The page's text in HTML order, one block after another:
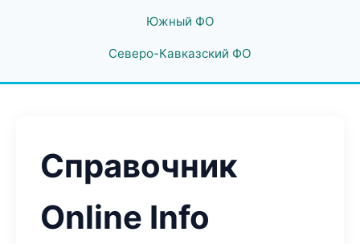
Южный ФО
Северо-Кавказский ФО
Справочник
Online Info